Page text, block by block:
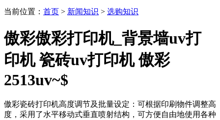
当前位置： 首页 > 新闻知识 > 选购知识
傲彩傲彩打印机_背景墙uv打
印机 瓷砖uv打印机 傲彩
2513uv~$
傲彩瓷砖打印机高度调节及批量设定：可根据印刷物件调整高
度，采用了水平移动式垂直喷射结构，可方便自由地使用各种